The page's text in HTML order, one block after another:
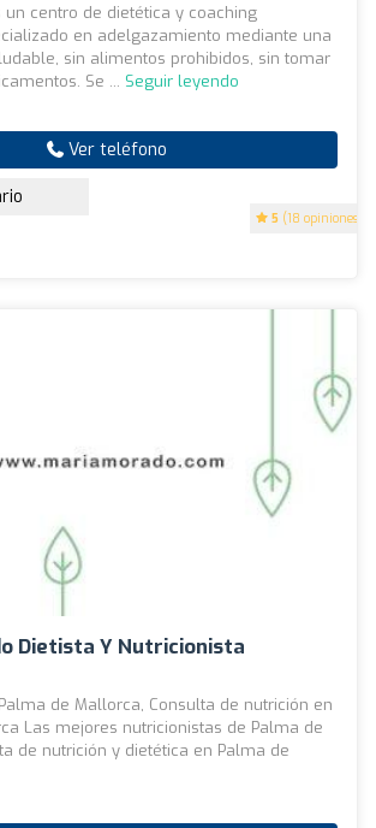
5 (18 opiniones)
un centro de dietética y coaching
en adelgazamiento mediante una
sin alimentos prohibidos, sin tomar
Se ... Seguir leyendo
Ver teléfono
Dietista Y Nutricionista
de Mallorca, Consulta de nutrición en
Las mejores nutricionistas de Palma de
de nutrición y dietética en Palma de